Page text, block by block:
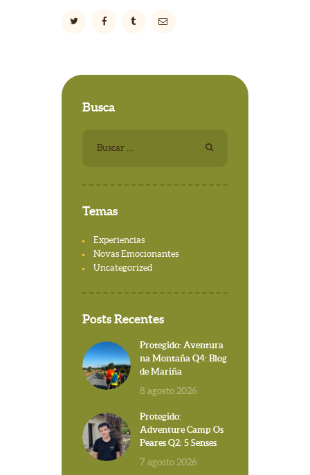
Busca
Temas
Experiencias
Novas Emocionantes
Uncategorized
Posts Recentes
Protegido: Aventura
na Montaña Q4: Blog
de Mariña
8 agosto 2026
Protegido:
Adventure Camp Os
Peares Q2: 5 Senses
7 agosto 2026